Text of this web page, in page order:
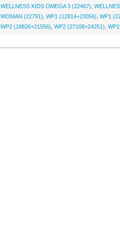
WELLNESS KIDS OMEGA 3 (22467)
WOMAN (22791) WP1 (12814+23056) WP1
WP2 (18826+21556) WP2 (27108+24251)